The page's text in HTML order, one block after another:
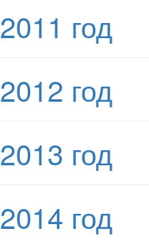
2011 год
2012 год
2013 год
2014 год